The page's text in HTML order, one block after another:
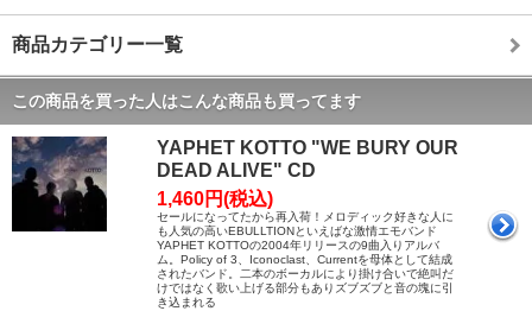
商品カテゴリー一覧
この商品を買った人はこんな商品も買ってます
YAPHET KOTTO "WE BURY OUR
DEAD ALIVE" CD
1,460円(税込)
セールになってたから再入荷！メロディック好きな人に
も人気の高いEBULLTIONといえばな激情エモバンド
YAPHET KOTTOの2004年リリースの9曲入りアルバ
ム。Policy of 3、Iconoclast、Currentを母体として結成
されたバンド。二本のボーカルにより掛け合いで絶叫だ
けではなく歌い上げる部分もありズブズブと音の塊に引
き込まれる